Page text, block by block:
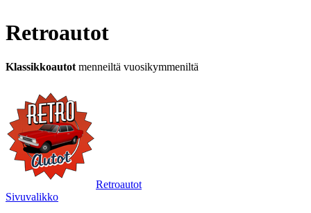
Retroautot
Klassikkoautot menneiltä vuosikymmeniltä
Retroautot
Sivuvalikko